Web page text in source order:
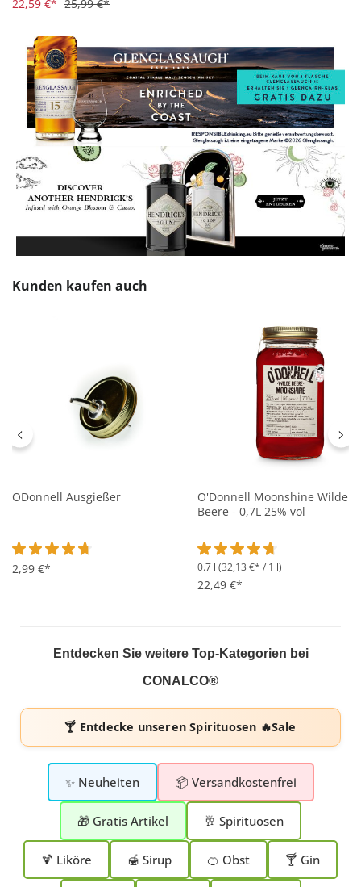
22,59 €* 25,99 €*
Produktgalerie überspringen
Kunden kaufen auch
ODonnell Ausgießer
Durchschnittliche Bewertung von 4.6 von 5 Sternen
2,99 €*
O'Donnell Moonshine Wilde
Beere - 0,7L 25% vol
Durchschnittliche
0.7 l (32,13 €* / 1 l)
22,49 €*
Entdecken Sie weitere Top-Kategorien bei
CONALCO®
🍸 Entdecke unserenSpirituosen 🔥Sale
✨ Neuheiten 📦 Versandkostenfrei
🎁 Gratis Artikel 🥂 Spirituosen
🍹 Liköre 🍯 Sirup 🍊 Obst 🍸 Gin